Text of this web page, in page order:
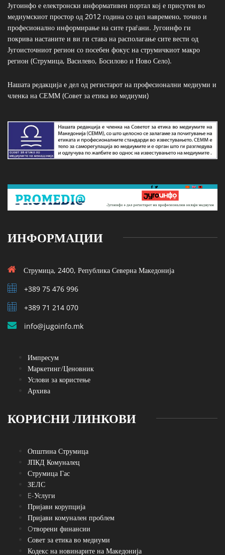
Југоинфо е електронски информативен портал кој е присутен во
медиумскиот простор од 2012 година со цел навремено, точно и
професионално информирање на сите граѓани. Југоинфо ги
покрива настаните и ви ги става на располагање сите вести од
Југоисточниот регион со посебен фокус на струмичкиот макро
регион (Струмица, Василево, Босилово и Ново Село).
Нашата редакција е дел од регистарот на професионални медиуми и
членка на СЕММ (Совет за етика во медиуми)
ИНФОРМАЦИИ
Струмица, 2400, Република Северна Македонија
+389 75 476 996
+389 71 214 070
info@jugoinfo.mk
Импресум
Маркетинг/Ценовник
Услови за користење
Архива
КОРИСНИ ЛИНКОВИ
Општина Струмица
ЈПКД Комуналец
Струмица Гас
ЗЕЛС
E-Услуги
Пријави корупција
Пријави комунален проблем
Oтворени финансии
Совет за етика во медиуми
Кодекс на новинарите на Македонија